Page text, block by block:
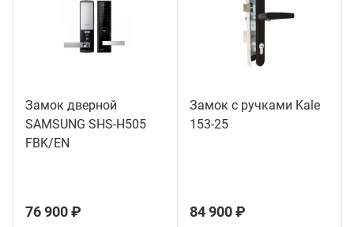
Замок дверной
SAMSUNG SHS-H505
FBK/EN
76 900 ₽
Замок с ручками Kale
153-25
84 900 ₽